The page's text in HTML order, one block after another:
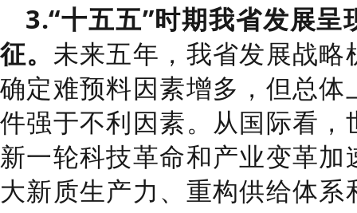
3.“十五五”时期我省发展呈
征。 未来五年，我省发展战
确定难预料因素增多，但总
件强于不利因素。 从国际看，
新一轮科技革命和产业变革
大新质生产力、重构供给体